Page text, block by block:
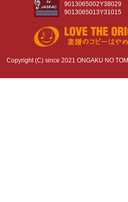
9013065002Y38029
9013065013Y31015
Copyright (C) since 2021 ONGAKU NO